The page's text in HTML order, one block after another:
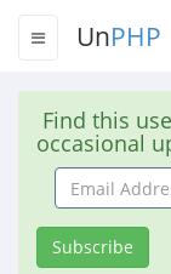
UnPHP
Find this
occasional
Email
Address
Subscribe